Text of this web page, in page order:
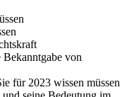
von
für 2023 wissen müssen